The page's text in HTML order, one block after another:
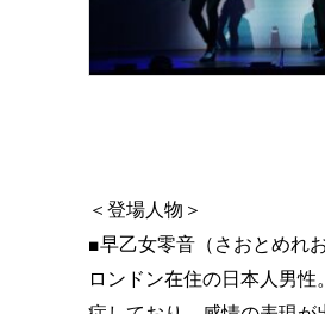
＜登場人物＞
■早乙女零音（さおとめれ
ロンドン在住の日本人男